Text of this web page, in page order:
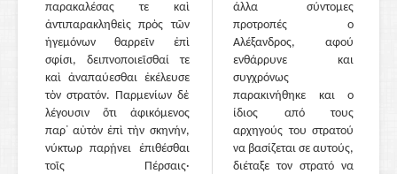
παρακαλέσας τε καὶ
ἀντιπαρακληθεὶς πρὸς τῶν
ἡγεμόνων θαρρεῖν ἐπὶ
σφίσι, δειπνοποιεῖσθαί τε
καὶ ἀναπαύεσθαι ἐκέλευσε
τὸν στρατόν. Παρμενίων δὲ
λέγουσιν ὅτι ἀφικόμενος
παρ᾽ αὐτὸν ἐπὶ τὴν σκηνήν,
νύκτωρ παρῄνει ἐπιθέσθαι
τοῖς Πέρσαις·
άλλα σύντομες
προτροπές ο
Αλέξανδρος, αφού
ενθάρρυνε και
συγχρόνως
παρακινήθηκε και ο
ίδιος από τους
αρχηγούς του στρατού
να βασίζεται σε αυτούς,
διέταξε τον στρατό να